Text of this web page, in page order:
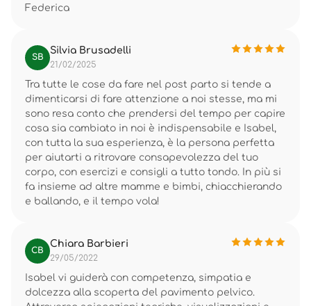
Federica
SB
Silvia Brusadelli
21/02/2025
Tra tutte le cose da fare nel post parto si tende a
dimenticarsi di fare attenzione a noi stesse, ma mi
sono resa conto che prendersi del tempo per capire
cosa sia cambiato in noi è indispensabile e Isabel,
con tutta la sua esperienza, è la persona perfetta
per aiutarti a ritrovare consapevolezza del tuo
corpo, con esercizi e consigli a tutto tondo. In più si
fa insieme ad altre mamme e bimbi, chiacchierando
e ballando, e il tempo vola!
CB
Chiara Barbieri
29/05/2022
Isabel vi guiderà con competenza, simpatia e
dolcezza alla scoperta del pavimento pelvico.